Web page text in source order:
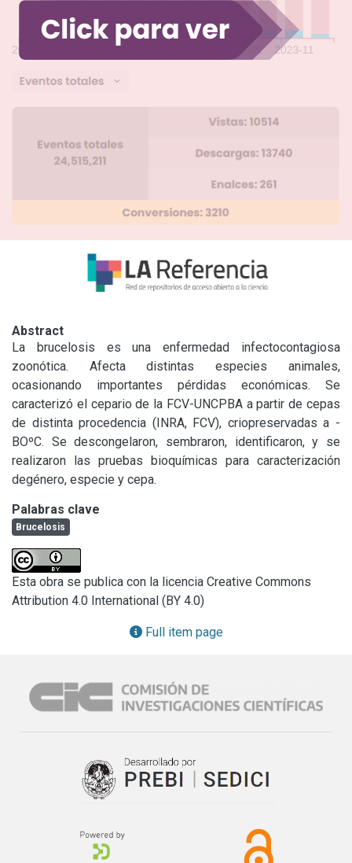
Abstract
La brucelosis es una enfermedad infectocontagiosa
zoonótica. Afecta distintas especies animales,
ocasionando importantes pérdidas económicas. Se
caracterizó el cepario de la FCV-UNCPBA a partir de cepas
de distinta procedencia (INRA, FCV), criopreservadas a -
BOºC. Se descongelaron, sembraron, identificaron, y se
realizaron las pruebas bioquímicas para caracterización
degénero, especie y cepa.
Palabras clave
Brucelosis
Esta obra se publica con la licencia Creative Commons
Attribution 4.0 International (BY 4.0)
Full item page